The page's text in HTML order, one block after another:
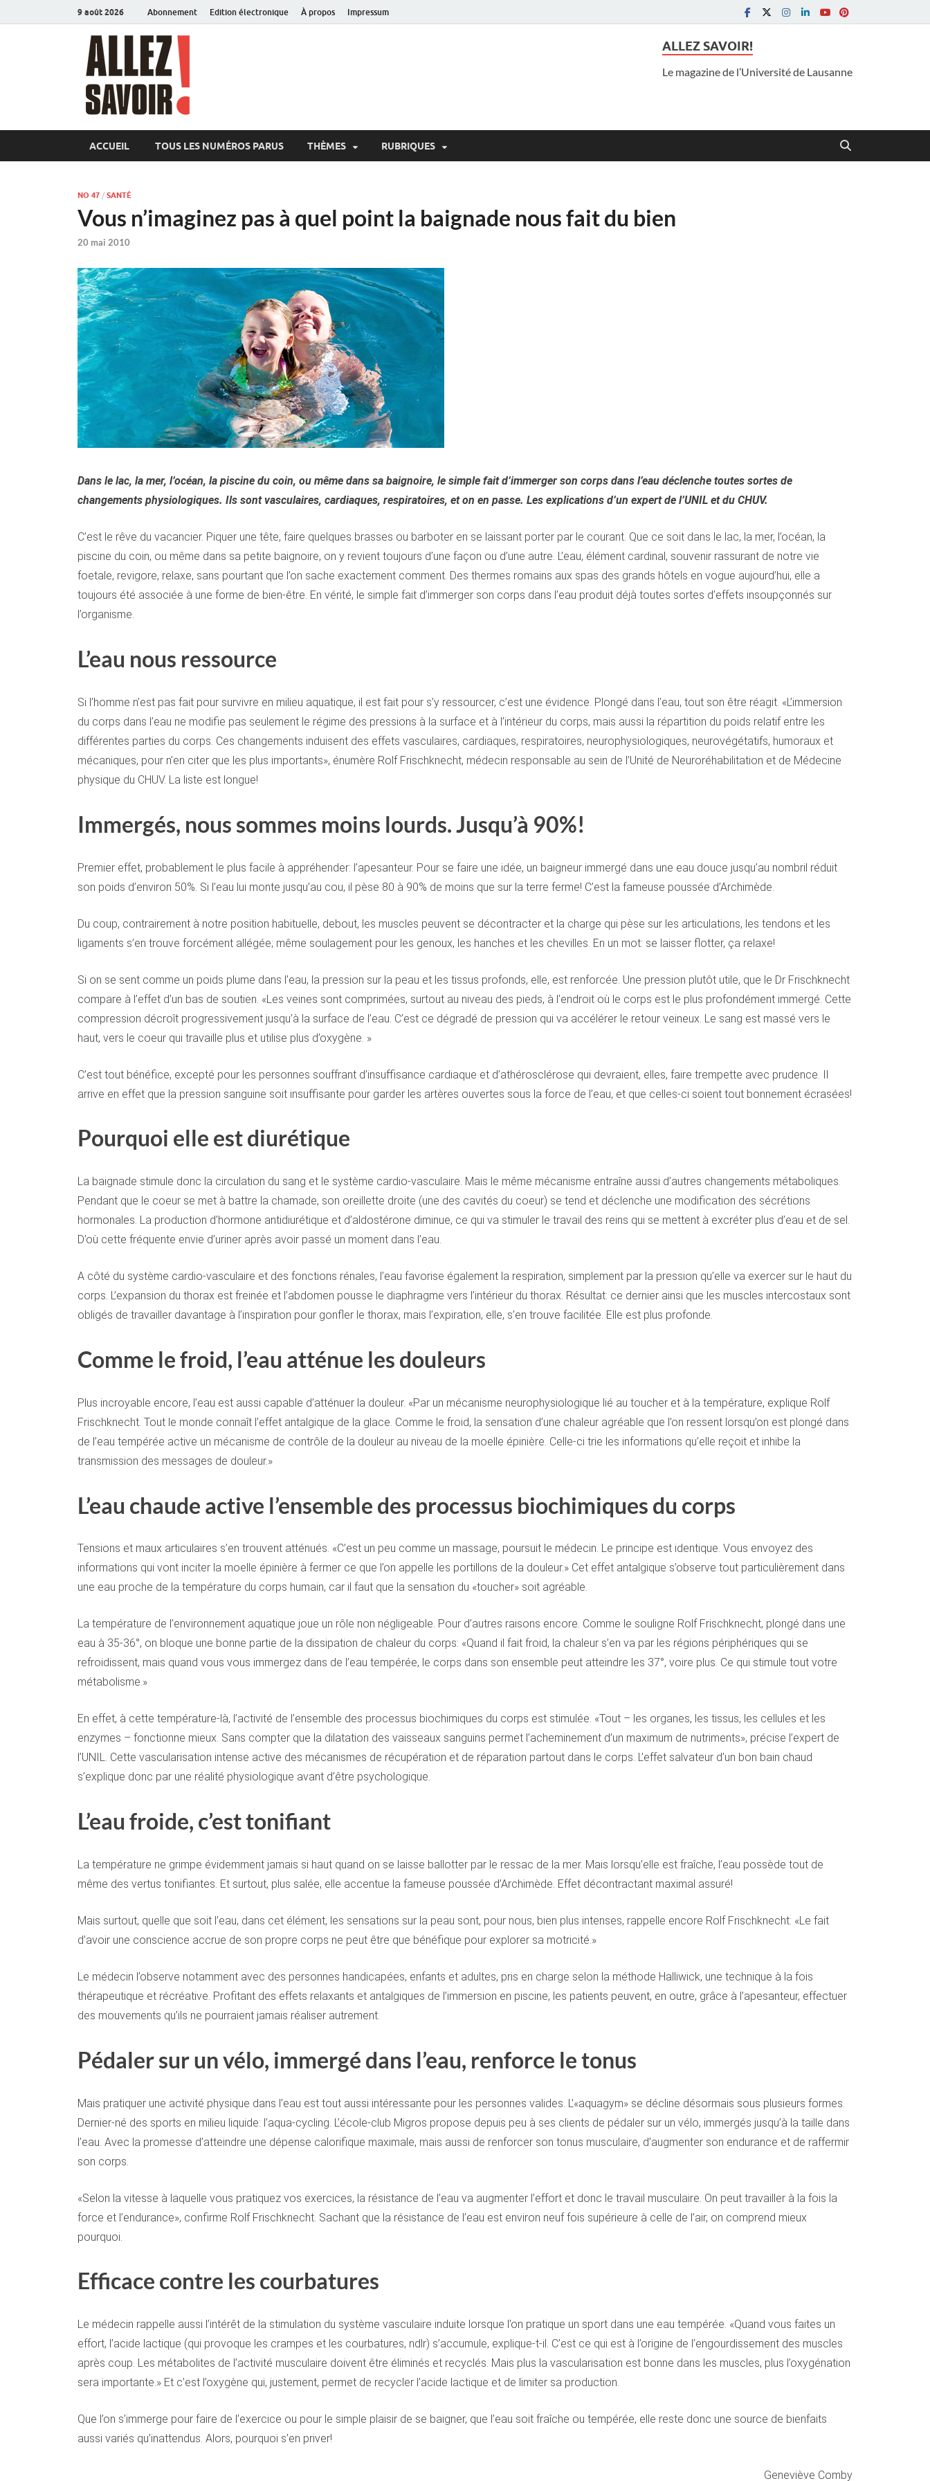
9 août 2026 Abonnement Edition électronique À propos Impressum
ALLEZ SAVOIR!
Le magazine de l’Université de Lausanne
ACCUEIL TOUS LES NUMÉROS PARUS THÈMES RUBRIQUES
NO 47 / SANTÉ
Vous n’imaginez pas à quel point la baignade nous fait du bien
20 mai 2010
Dans le lac, la mer, l’océan, la piscine du coin, ou même dans sa baignoire, le simple fait d’immerger son corps dans l’eau déclenche toutes sortes de
changements physiologiques. Ils sont vasculaires, cardiaques, respiratoires, et on en passe. Les explications d’un expert de l’UNIL et du CHUV.
C’est le rêve du vacancier. Piquer une tête, faire quelques brasses ou barboter en se laissant porter par le courant. Que ce soit dans le lac, la mer, l’océan, la
piscine du coin, ou même dans sa petite baignoire, on y revient toujours d’une façon ou d’une autre. L’eau, élément cardinal, souvenir rassurant de notre vie
foetale, revigore, relaxe, sans pourtant que l’on sache exactement comment. Des thermes romains aux spas des grands hôtels en vogue aujourd’hui, elle a
toujours été associée à une forme de bien-être. En vérité, le simple fait d’immerger son corps dans l’eau produit déjà toutes sortes d’effets insoupçonnés sur
l’organisme.
L’eau nous ressource
Si l’homme n’est pas fait pour survivre en milieu aquatique, il est fait pour s’y ressourcer, c’est une évidence. Plongé dans l’eau, tout son être réagit. «L’immersion
du corps dans l’eau ne modifie pas seulement le régime des pressions à la surface et à l’intérieur du corps, mais aussi la répartition du poids relatif entre les
différentes parties du corps. Ces changements induisent des effets vasculaires, cardiaques, respiratoires, neurophysiologiques, neurovégétatifs, humoraux et
mécaniques, pour n’en citer que les plus importants», énumère Rolf Frischknecht, médecin responsable au sein de l’Unité de Neuroréhabilitation et de Médecine
physique du CHUV. La liste est longue!
Immergés, nous sommes moins lourds. Jusqu’à 90%!
Premier effet, probablement le plus facile à appréhender: l’apesanteur. Pour se faire une idée, un baigneur immergé dans une eau douce jusqu’au nombril réduit
son poids d’environ 50%. Si l’eau lui monte jusqu’au cou, il pèse 80 à 90% de moins que sur la terre ferme! C’est la fameuse poussée d’Archimède.
Du coup, contrairement à notre position habituelle, debout, les muscles peuvent se décontracter et la charge qui pèse sur les articulations, les tendons et les
ligaments s’en trouve forcément allégée; même soulagement pour les genoux, les hanches et les chevilles. En un mot: se laisser flotter, ça relaxe!
Si on se sent comme un poids plume dans l’eau, la pression sur la peau et les tissus profonds, elle, est renforcée. Une pression plutôt utile, que le Dr Frischknecht
compare à l’effet d’un bas de soutien. «Les veines sont comprimées, surtout au niveau des pieds, à l’endroit où le corps est le plus profondément immergé. Cette
compression décroît progressivement jusqu’à la surface de l’eau. C’est ce dégradé de pression qui va accélérer le retour veineux. Le sang est massé vers le
haut, vers le coeur qui travaille plus et utilise plus d’oxygène. »
C’est tout bénéfice, excepté pour les personnes souffrant d’insuffisance cardiaque et d’athérosclérose qui devraient, elles, faire trempette avec prudence. Il
arrive en effet que la pression sanguine soit insuffisante pour garder les artères ouvertes sous la force de l’eau, et que celles-ci soient tout bonnement écrasées!
Pourquoi elle est diurétique
La baignade stimule donc la circulation du sang et le système cardio-vasculaire. Mais le même mécanisme entraîne aussi d’autres changements métaboliques.
Pendant que le coeur se met à battre la chamade, son oreillette droite (une des cavités du coeur) se tend et déclenche une modification des sécrétions
hormonales. La production d’hormone antidiurétique et d’aldostérone diminue, ce qui va stimuler le travail des reins qui se mettent à excréter plus d’eau et de sel.
D’où cette fréquente envie d’uriner après avoir passé un moment dans l’eau.
A côté du système cardio-vasculaire et des fonctions rénales, l’eau favorise également la respiration, simplement par la pression qu’elle va exercer sur le haut du
corps. L’expansion du thorax est freinée et l’abdomen pousse le diaphragme vers l’intérieur du thorax. Résultat: ce dernier ainsi que les muscles intercostaux sont
obligés de travailler davantage à l’inspiration pour gonfler le thorax, mais l’expiration, elle, s’en trouve facilitée. Elle est plus profonde.
Comme le froid, l’eau atténue les douleurs
Plus incroyable encore, l’eau est aussi capable d’atténuer la douleur. «Par un mécanisme neurophysiologique lié au toucher et à la température, explique Rolf
Frischknecht. Tout le monde connaît l’effet antalgique de la glace. Comme le froid, la sensation d’une chaleur agréable que l’on ressent lorsqu’on est plongé dans
de l’eau tempérée active un mécanisme de contrôle de la douleur au niveau de la moelle épinière. Celle-ci trie les informations qu’elle reçoit et inhibe la
transmission des messages de douleur.»
L’eau chaude active l’ensemble des processus biochimiques du corps
Tensions et maux articulaires s’en trouvent atténués. «C’est un peu comme un massage, poursuit le médecin. Le principe est identique. Vous envoyez des
informations qui vont inciter la moelle épinière à fermer ce que l’on appelle les portillons de la douleur.» Cet effet antalgique s’observe tout particulièrement dans
une eau proche de la température du corps humain, car il faut que la sensation du «toucher» soit agréable.
La température de l’environnement aquatique joue un rôle non négligeable. Pour d’autres raisons encore. Comme le souligne Rolf Frischknecht, plongé dans une
eau à 35-36°, on bloque une bonne partie de la dissipation de chaleur du corps: «Quand il fait froid, la chaleur s’en va par les régions périphériques qui se
refroidissent, mais quand vous vous immergez dans de l’eau tempérée, le corps dans son ensemble peut atteindre les 37°, voire plus. Ce qui stimule tout votre
métabolisme.»
En effet, à cette température-là, l’activité de l’ensemble des processus biochimiques du corps est stimulée. «Tout – les organes, les tissus, les cellules et les
enzymes – fonctionne mieux. Sans compter que la dilatation des vaisseaux sanguins permet l’acheminement d’un maximum de nutriments», précise l’expert de
l’UNIL. Cette vascularisation intense active des mécanismes de récupération et de réparation partout dans le corps. L’effet salvateur d’un bon bain chaud
s’explique donc par une réalité physiologique avant d’être psychologique.
L’eau froide, c’est tonifiant
La température ne grimpe évidemment jamais si haut quand on se laisse ballotter par le ressac de la mer. Mais lorsqu’elle est fraîche, l’eau possède tout de
même des vertus tonifiantes. Et surtout, plus salée, elle accentue la fameuse poussée d’Archimède. Effet décontractant maximal assuré!
Mais surtout, quelle que soit l’eau, dans cet élément, les sensations sur la peau sont, pour nous, bien plus intenses, rappelle encore Rolf Frischknecht: «Le fait
d’avoir une conscience accrue de son propre corps ne peut être que bénéfique pour explorer sa motricité.»
Le médecin l’observe notamment avec des personnes handicapées, enfants et adultes, pris en charge selon la méthode Halliwick, une technique à la fois
thérapeutique et récréative. Profitant des effets relaxants et antalgiques de l’immersion en piscine, les patients peuvent, en outre, grâce à l’apesanteur, effectuer
des mouvements qu’ils ne pourraient jamais réaliser autrement.
Pédaler sur un vélo, immergé dans l’eau, renforce le tonus
Mais pratiquer une activité physique dans l’eau est tout aussi intéressante pour les personnes valides. L’«aquagym» se décline désormais sous plusieurs formes.
Dernier-né des sports en milieu liquide: l’aqua-cycling. L’école-club Migros propose depuis peu à ses clients de pédaler sur un vélo, immergés jusqu’à la taille dans
l’eau. Avec la promesse d’atteindre une dépense calorifique maximale, mais aussi de renforcer son tonus musculaire, d’augmenter son endurance et de raffermir
son corps.
«Selon la vitesse à laquelle vous pratiquez vos exercices, la résistance de l’eau va augmenter l’effort et donc le travail musculaire. On peut travailler à la fois la
force et l’endurance», confirme Rolf Frischknecht. Sachant que la résistance de l’eau est environ neuf fois supérieure à celle de l’air, on comprend mieux
pourquoi.
Efficace contre les courbatures
Le médecin rappelle aussi l’intérêt de la stimulation du système vasculaire induite lorsque l’on pratique un sport dans une eau tempérée. «Quand vous faites un
effort, l’acide lactique (qui provoque les crampes et les courbatures, ndlr) s’accumule, explique-t-il. C’est ce qui est à l’origine de l’engourdissement des muscles
après coup. Les métabolites de l’activité musculaire doivent être éliminés et recyclés. Mais plus la vascularisation est bonne dans les muscles, plus l’oxygénation
sera importante.» Et c’est l’oxygène qui, justement, permet de recycler l’acide lactique et de limiter sa production.
Que l’on s’immerge pour faire de l’exercice ou pour le simple plaisir de se baigner, que l’eau soit fraîche ou tempérée, elle reste donc une source de bienfaits
aussi variés qu’inattendus. Alors, pourquoi s’en priver!
Geneviève Comby